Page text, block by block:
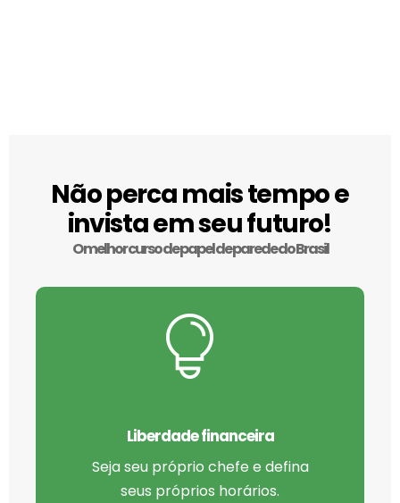
Não perca mais tempo e
invista em seu futuro!
O melhor curso de papel de parede do Brasil
Liberdade financeira
Seja seu próprio chefe e defina
seus próprios horários.